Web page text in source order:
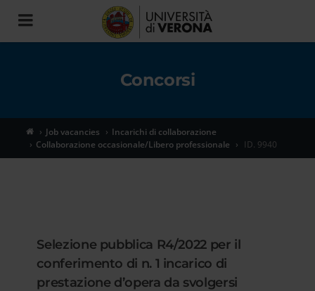
Toggle
navigation
Concorsi
Job vacancies
Incarichi di collaborazione
Collaborazione occasionale/Libero professionale
ID. 9940
Selezione pubblica R4/2022 per il
conferimento di n. 1 incarico di
prestazione d’opera da svolgersi